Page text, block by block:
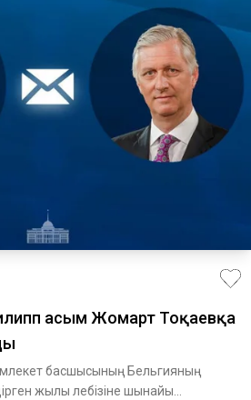
Қасым Жомарт Тоқаевқа
басшысының Бельгияның
жылы лебізіне шынайы